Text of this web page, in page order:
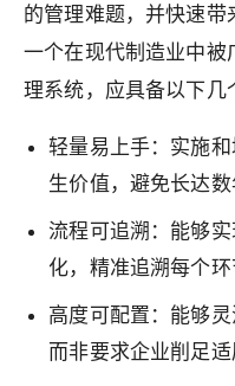
的管理难题，并快速带
一个在现代制造业中被
理系统，应具备以下几
轻量易上手：实施
生价值，避免长达数
流程可追溯：能够
化，精准追溯每个环
高度可配置：能够灵
而非要求企业削足适